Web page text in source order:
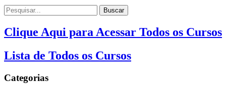
Buscar
Clique Aqui para Acessar Todos os Cursos
Lista de Todos os Cursos
Categorias